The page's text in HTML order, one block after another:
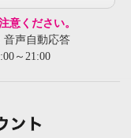
意ください。
音声自動応答
～21:00